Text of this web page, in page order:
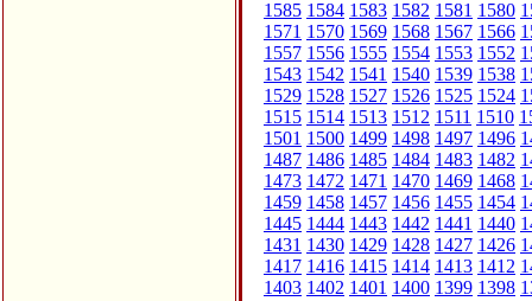
1585 1584 1583 1582 1581 1580
1571 1570 1569 1568 1567 1566
1557 1556 1555 1554 1553 1552
1543 1542 1541 1540 1539 1538
1529 1528 1527 1526 1525 1524
1515 1514 1513 1512 1511 1510
1501 1500 1499 1498 1497 1496
1487 1486 1485 1484 1483 1482
1473 1472 1471 1470 1469 1468
1459 1458 1457 1456 1455 1454
1445 1444 1443 1442 1441 1440
1431 1430 1429 1428 1427 1426
1417 1416 1415 1414 1413 1412
1403 1402 1401 1400 1399 1398